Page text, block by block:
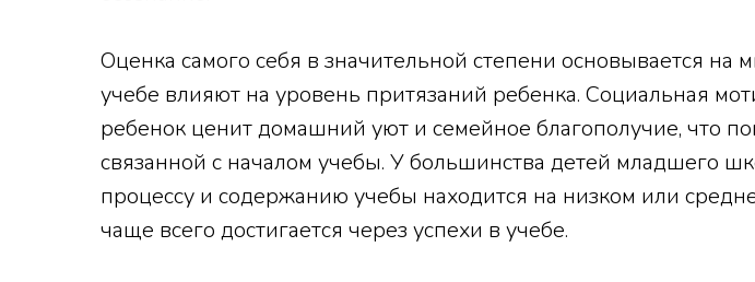
Оценка самого себя в значительной степени основывается на
учебе влияют на уровень притязаний ребенка. Социальная
ребенок ценит домашний уют и семейное благополучие, что
связанной с началом учебы. У большинства детей младшего
процессу и содержанию учебы находится на низком или
чаще всего достигается через успехи в учебе.